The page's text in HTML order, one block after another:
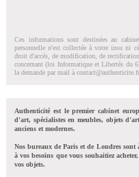
Ces informations sont destinées au
personnelle n'est collectée à votre insu ni
droit d'accés, de modification, de
concernant (loi Informatique et Libertés du
la demande par mail à contact@authenticite.fr
Authenticité est le premier cabinet
d'art, spécialistes en meubles, objets
anciens et modernes.
Nos bureaux de Paris et de Londres
à vos besoins que vous souhaitiez
vos objets.